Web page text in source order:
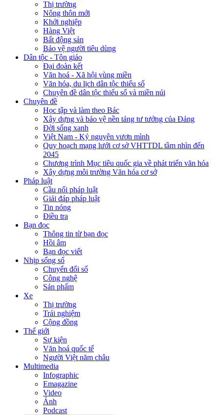
Thị trường
Nông thôn mới
Khởi nghiệp
Hàng Việt
Bất động sản
Bảo vệ người tiêu dùng
Dân tộc - Tôn giáo
Đại đoàn kết
Văn hoá - Xã hội vùng miền
Văn hóa, du lịch dân tộc thiểu số
Chuyên đề dân tộc thiểu số và miền núi
Chuyên đề
Học tập và làm theo Bác
Xây dựng và bảo vệ nền tảng tư tưởng của Đảng
Đời sống xanh
Việt Nam - Kỷ nguyên vươn mình
Quy hoạch mạng lưới cơ sở VHTTDL tầm nhìn đến
2045
Chương trình Mục tiêu quốc gia về phát triển văn hóa
Xây dựng môi trường Văn hóa cơ sở
Pháp luật
Cầu nối pháp luật
Giải đáp pháp luật
Tin nóng
Điều tra
Bạn đọc
Thông tin từ bạn đọc
Hồi âm
Bạn đọc viết
Nhịp sống số
Chuyển đổi số
Công nghệ
Sản phẩm
Xe
Thị trường
Trải nghiệm
Cộng đồng
Thế giới
Sự kiện
Văn hoá quốc tế
Người Việt năm châu
Multimedia
Infographic
Emagazine
Video
Ảnh
Podcast